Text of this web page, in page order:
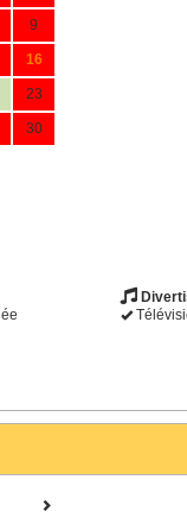
9
16
23
30